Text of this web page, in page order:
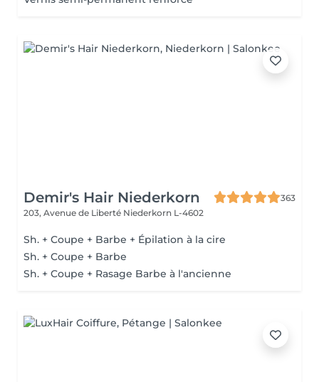
Demir's Hair Niederkorn
363
203, Avenue de Liberté Niederkorn L-4602
Sh. + Coupe + Barbe + Épilation à la cire
Sh. + Coupe + Barbe
Sh. + Coupe + Rasage Barbe à l'ancienne